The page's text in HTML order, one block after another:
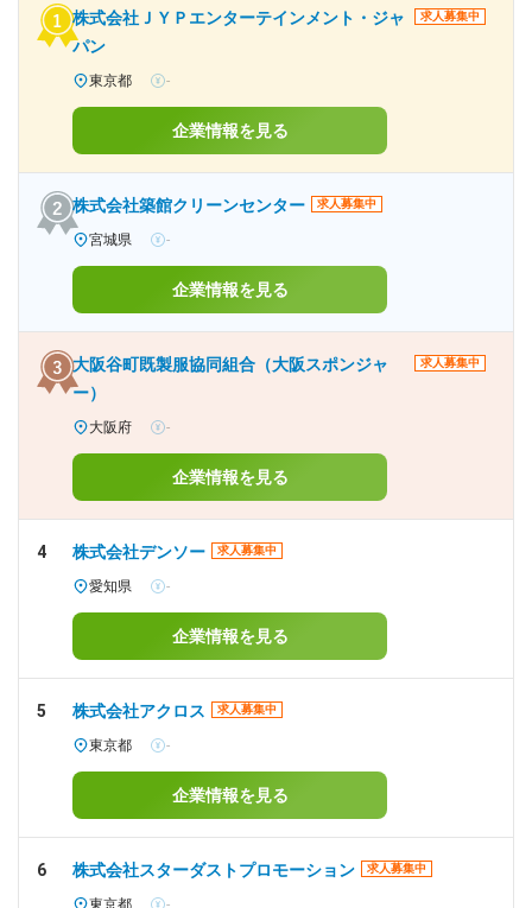
株式会社ＪＹＰエンターテインメント・ジャ
パン
求人募集中
東京都 -
企業情報を見る
株式会社築館クリーンセンター 求人募集中
宮城県 -
企業情報を見る
大阪谷町既製服協同組合（大阪スポンジャ
ー）
求人募集中
大阪府 -
企業情報を見る
4 株式会社デンソー 求人募集中
愛知県 -
企業情報を見る
5 株式会社アクロス 求人募集中
東京都 -
企業情報を見る
6 株式会社スターダストプロモーション 求人募集中
東京都 -